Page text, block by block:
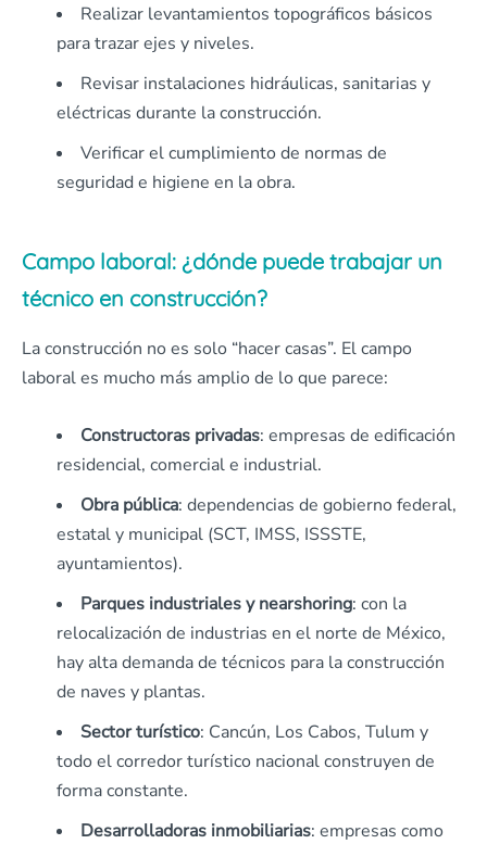
Realizar levantamientos topográficos básicos
para trazar ejes y niveles.
Revisar instalaciones hidráulicas, sanitarias y
eléctricas durante la construcción.
Verificar el cumplimiento de normas de
seguridad e higiene en la obra.
Campo laboral: ¿dónde puede trabajar un
técnico en construcción?
La construcción no es solo “hacer casas”. El campo
laboral es mucho más amplio de lo que parece:
Constructoras privadas: empresas de edificación
residencial, comercial e industrial.
Obra pública: dependencias de gobierno federal,
estatal y municipal (SCT, IMSS, ISSSTE,
ayuntamientos).
Parques industriales y nearshoring: con la
relocalización de industrias en el norte de México,
hay alta demanda de técnicos para la construcción
de naves y plantas.
Sector turístico: Cancún, Los Cabos, Tulum y
todo el corredor turístico nacional construyen de
forma constante.
Desarrolladoras inmobiliarias: empresas como